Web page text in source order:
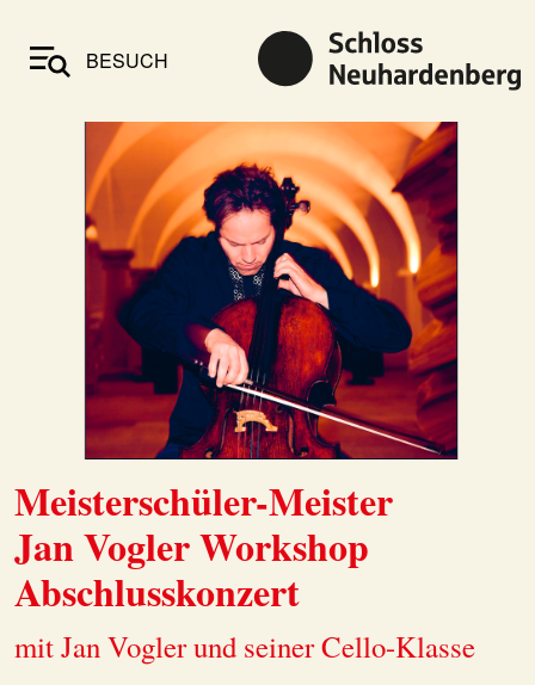
BESUCH
Meisterschüler-Meister
Jan Vogler Workshop
Abschlusskonzert
mit Jan Vogler und seiner Cello-Klasse